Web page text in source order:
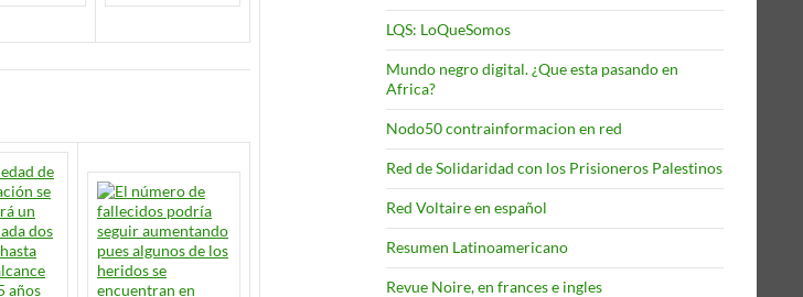
LQS: LoQueSomos
Mundo negro digital. ¿Que esta pasando en
Africa?
Nodo50 contrainformacion en red
Red de Solidaridad con los Prisioneros Palestinos
Red Voltaire en español
Resumen Latinoamericano
Revue Noire, en frances e ingles